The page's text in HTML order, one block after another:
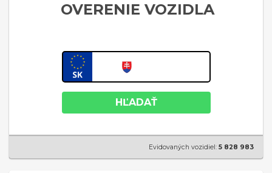
OVERENIE VOZIDLA
HĽADAŤ
Evidovaných vozidiel: 5 828 983